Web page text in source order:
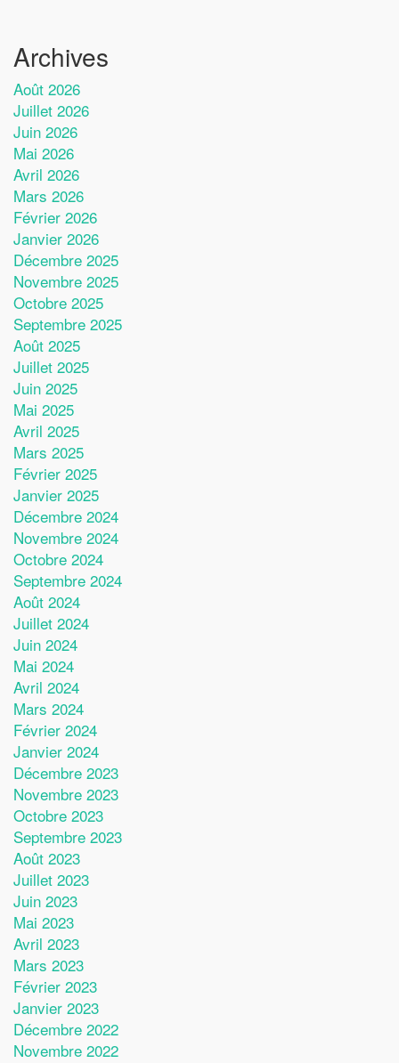
Archives
Août 2026
Juillet 2026
Juin 2026
Mai 2026
Avril 2026
Mars 2026
Février 2026
Janvier 2026
Décembre 2025
Novembre 2025
Octobre 2025
Septembre 2025
Août 2025
Juillet 2025
Juin 2025
Mai 2025
Avril 2025
Mars 2025
Février 2025
Janvier 2025
Décembre 2024
Novembre 2024
Octobre 2024
Septembre 2024
Août 2024
Juillet 2024
Juin 2024
Mai 2024
Avril 2024
Mars 2024
Février 2024
Janvier 2024
Décembre 2023
Novembre 2023
Octobre 2023
Septembre 2023
Août 2023
Juillet 2023
Juin 2023
Mai 2023
Avril 2023
Mars 2023
Février 2023
Janvier 2023
Décembre 2022
Novembre 2022